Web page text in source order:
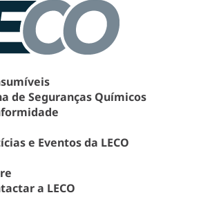
de Seguranças Químicos
e Eventos da LECO
a LECO